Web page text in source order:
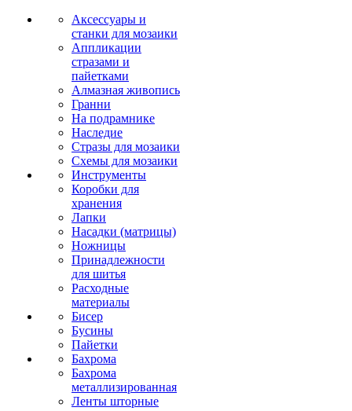
Аксессуары и
станки для мозаики
Аппликации
стразами и
пайетками
Алмазная живопись
Гранни
На подрамнике
Наследие
Стразы для мозаики
Схемы для мозаики
Инструменты
Коробки для
хранения
Лапки
Насадки (матрицы)
Ножницы
Принадлежности
для шитья
Расходные
материалы
Бисер
Бусины
Пайетки
Бахрома
Бахрома
металлизированная
Ленты шторные